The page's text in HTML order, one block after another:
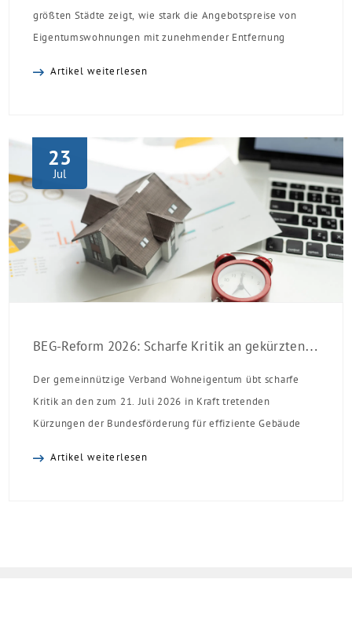
größten Städte zeigt, wie stark die Angebotspreise von
Eigentumswohnungen mit zunehmender Entfernung
Artikel weiterlesen
23
Jul
BEG-Reform 2026: Scharfe Kritik an gekürzten Sanierungsförderungen
Der gemeinnützige Verband Wohneigentum übt scharfe
Kritik an den zum 21. Juli 2026 in Kraft tretenden
Kürzungen der Bundesförderung für effiziente Gebäude
Artikel weiterlesen